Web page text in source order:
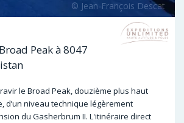
Peak à 8047
le Broad Peak, douzième plus haut
d’un niveau technique légèrement
du Gasherbrum II. L'itinéraire direct